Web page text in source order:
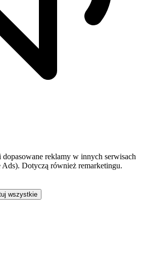
reklamy w innych serwisach
Dotyczą również remarketingu.
wszystkie